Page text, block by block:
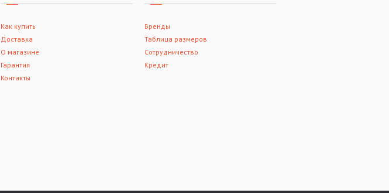
Как купить
Доставка
О магазине
Гарантия
Контакты
Бренды
Таблица размеров
Сотрудничество
Кредит